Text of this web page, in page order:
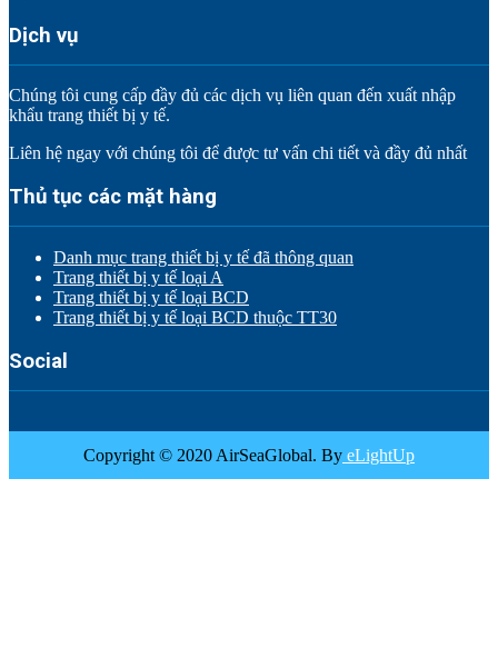
Dịch vụ
Chúng tôi cung cấp đầy đủ các dịch vụ liên quan đến xuất nhập
khẩu trang thiết bị y tế.
Liên hệ ngay với chúng tôi để được tư vấn chi tiết và đầy đủ nhất
Thủ tục các mặt hàng
Danh mục trang thiết bị y tế đã thông quan
Trang thiết bị y tế loại A
Trang thiết bị y tế loại BCD
Trang thiết bị y tế loại BCD thuộc TT30
Social
Copyright © 2020 AirSeaGlobal. By eLightUp